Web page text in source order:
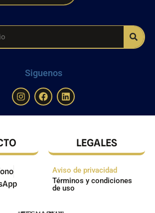
Siguenos
LEGALES
Aviso de privacidad
Términos y condiciones
de uso